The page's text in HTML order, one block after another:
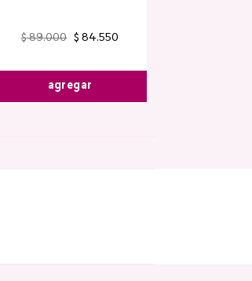
$ 89.000 $ 84.550
agregar